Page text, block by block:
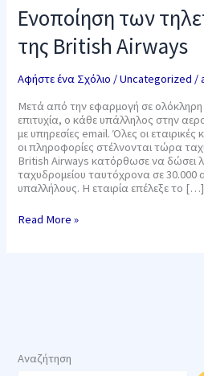
Ενοποίηση των
της British Airways
Αφήστε ένα Σχόλιο /Uncategorized /
Μετά από την εφαρμογή σε ολόκληρη
επιτυχία, ο κάθε υπάλληλος στην
με υπηρεσίες email. Όλες οι εταιρικές
οι πληροφορίες στέλνονται τώρα
British Airways κατόρθωσε να δώσει
ταχυδρομείου ταυτόχρονα σε 30.000
υπαλλήλους. Η εταιρία επέλεξε το […]
Ενοποίηση
των
τηλεπικοινωνιών
της
Airways
Read More »
Αναζήτηση